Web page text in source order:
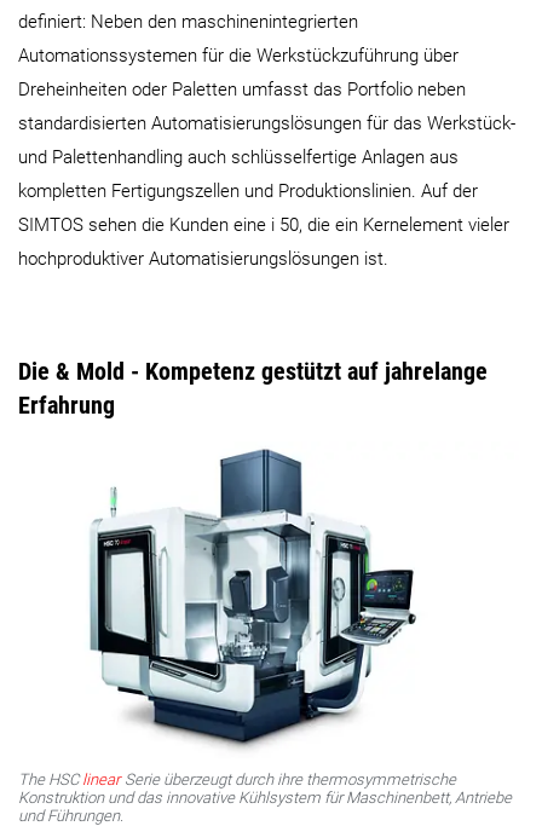
definiert: Neben den maschinenintegrierten
Automationssystemen für die Werkstückzuführung über
Dreheinheiten oder Paletten umfasst das Portfolio neben
standardisierten Automatisierungslösungen für das Werkstück-
und Palettenhandling auch schlüsselfertige Anlagen aus
kompletten Fertigungszellen und Produktionslinien. Auf der
SIMTOS sehen die Kunden eine i 50, die ein Kernelement vieler
hochproduktiver Automatisierungslösungen ist.
Die & Mold - Kompetenz gestützt auf jahrelange
Erfahrung
The HSClinear Serie überzeugt durch ihre thermosymmetrische
Konstruktion und das innovative Kühlsystem für Maschinenbett, Antriebe
und Führungen.